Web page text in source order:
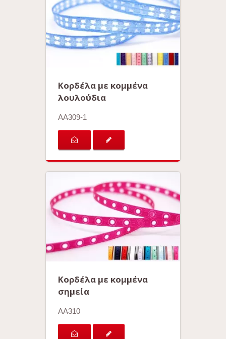
Κορδέλα με κομμένα
λουλούδια
AA309-1
Κορδέλα με κομμένα
σημεία
AA310